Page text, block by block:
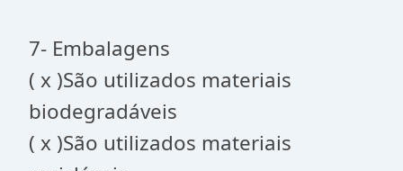
7- Embalagens
( x )São utilizados materiais
biodegradáveis
( x )São utilizados materiais